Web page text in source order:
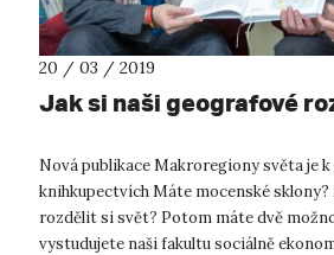
20 / 03 / 2019
Jak si naši geografové
Nová publikace Makroregiony světa je
knihkupectvích Máte mocenské sklony?
rozdělit si svět? Potom máte dvě
vystudujete naši fakultu sociálně